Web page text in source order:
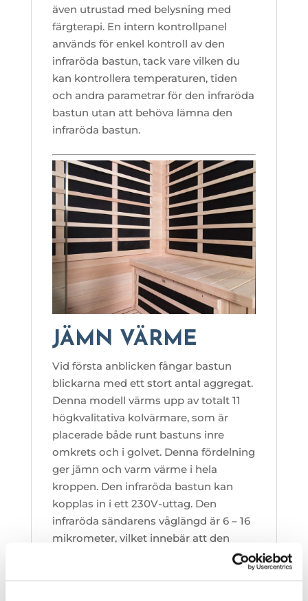
även utrustad med belysning med
färgterapi. En intern kontrollpanel
används för enkel kontroll av den
infraröda bastun, tack vare vilken du
kan kontrollera temperaturen, tiden
och andra parametrar för den infraröda
bastun utan att behöva lämna den
infraröda bastun.
JÄMN VÄRME
Vid första anblicken fångar bastun
blickarna med ett stort antal aggregat.
Denna modell värms upp av totalt 11
högkvalitativa kolvärmare, som är
placerade både runt bastuns inre
omkrets och i golvet. Denna fördelning
ger jämn och varm värme i hela
kroppen. Den infraröda bastun kan
kopplas in i ett 230V-uttag. Den
infraröda sändarens våglängd är 6 – 16
mikrometer, vilket innebär att den